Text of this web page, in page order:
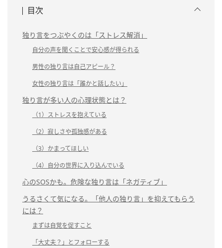
目次
独り言をつぶやくのは「ストレス解消」
自分の声を聞くことで安心感が得られる
男性の独り言は自己アピール？
女性の独り言は「誰かと話したい」
独り言が多い人の心理状態とは？
（1）ストレスを抱えている
（2）寂しさや孤独感がある
（3）かまってほしい
（4）自分の世界に入り込んでいる
心のSOSかも。危険な独り言は「ネガティブ」
うるさくて気になる。「他人の独り言」を抑えてもらう
には？
まずは自覚を促すこと
「大丈夫？」とフォローする